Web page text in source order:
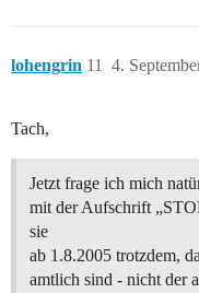
lohengrin 4.
11
Tach,
Jetzt frage ich mich
mit der Aufschrift
sie
ab 1.8.2005 trotzdem,
amtlich sind - nicht der